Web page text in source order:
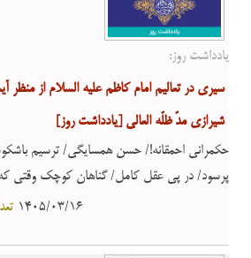
یادداشت روز:
سیری در تعالیم امام کاظم علیه السلام از منظر
شیرازی مدّ ظلّه العالی [یادداشت روز]
حکمرانی احمقانه!/ حسن همسایگی/ ترسیم
پرسود/ در پی عقل کامل/ گناهان‏ کوچک وقتی که
1405/03/16